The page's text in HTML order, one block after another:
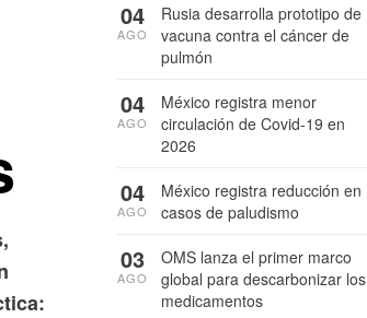
Rusia desarrolla prototipo de
vacuna contra el cáncer de
pulmón
04
AGO
México registra menor
circulación de Covid-19 en
2026
04
AGO
México registra reducción en
casos de paludismo
04
AGO
OMS lanza el primer marco
global para descarbonizar los
medicamentos
03
AGO